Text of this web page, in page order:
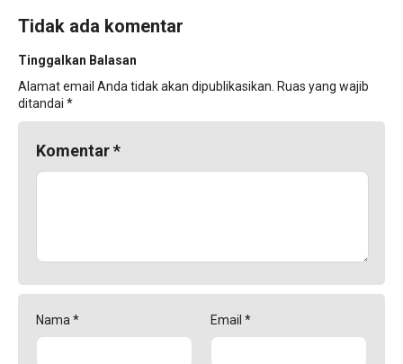
Tidak ada komentar
Tinggalkan Balasan
Alamat email Anda tidak akan dipublikasikan. Ruas yang wajib
ditandai *
Komentar*
Nama * Email *